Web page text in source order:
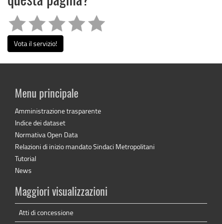
Vota il servizio!
Menu principale
Amministrazione trasparente
Indice dei dataset
Normativa Open Data
Relazioni di inizio mandato Sindaci Metropolitani
Tutorial
News
Maggiori visualizzazioni
Atti di concessione